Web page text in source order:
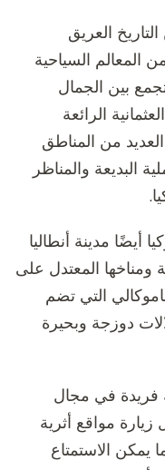
العريق
المعالم السياحية
بين الجمال
الرائعة
من المناطق
البديعة والمناظر
أيضًا مدينة أنطاليا
ومناخها المعتدل على
التي تضم
دوزجة وبحيرة
فريدة في مجال
زيارة مواقع أثرية
يمكن الاستمتاع